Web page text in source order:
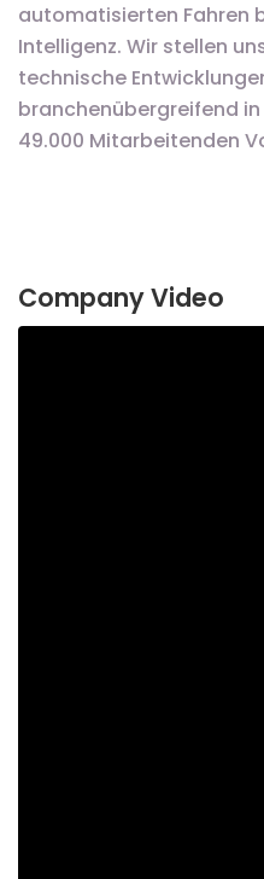
automatisierten Fahren
Intelligenz. Wir stellen
technische
branchenübergreifend
49.000 Mitarbeitenden
Company Video